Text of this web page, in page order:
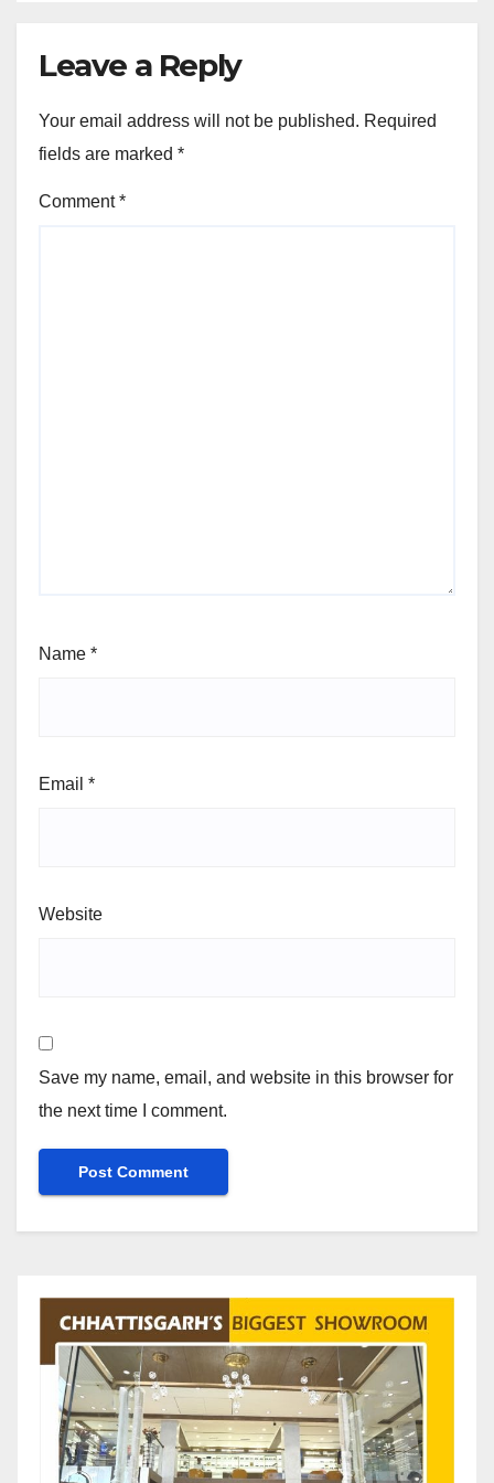
Leave a Reply
Your email address will not be published. Required
fields are marked *
Comment*
Name *
Email *
Website
Save my name, email, and website in this browser for
the next time I comment.